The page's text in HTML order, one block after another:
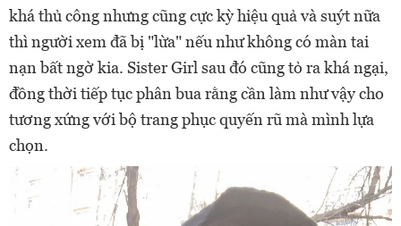
khá thủ công nhưng cũng cực kỳ hiệu quả và suýt nữa
thì người xem đã bị "lừa" nếu như không có màn tai
nạn bất ngờ kia. Sister Girl sau đó cũng tỏ ra khá ngại,
đồng thời tiếp tục phân bua rằng cần làm như vậy cho
tương xứng với bộ trang phục quyến rũ mà mình lựa
chọn.